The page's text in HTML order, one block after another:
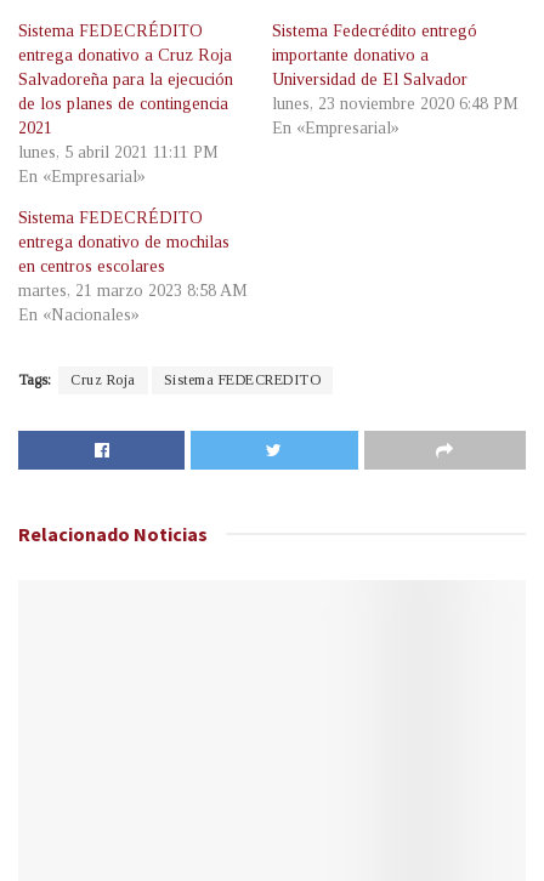
Sistema FEDECRÉDITO
entrega donativo a Cruz Roja
Salvadoreña para la ejecución
de los planes de contingencia
2021
lunes, 5 abril 2021 11:11 PM
En «Empresarial»
Sistema Fedecrédito entregó
importante donativo a
Universidad de El Salvador
lunes, 23 noviembre 2020 6:48 PM
En «Empresarial»
Sistema FEDECRÉDITO
entrega donativo de mochilas
en centros escolares
martes, 21 marzo 2023 8:58 AM
En «Nacionales»
Tags: Cruz Roja Sistema FEDECREDITO
Relacionado Noticias